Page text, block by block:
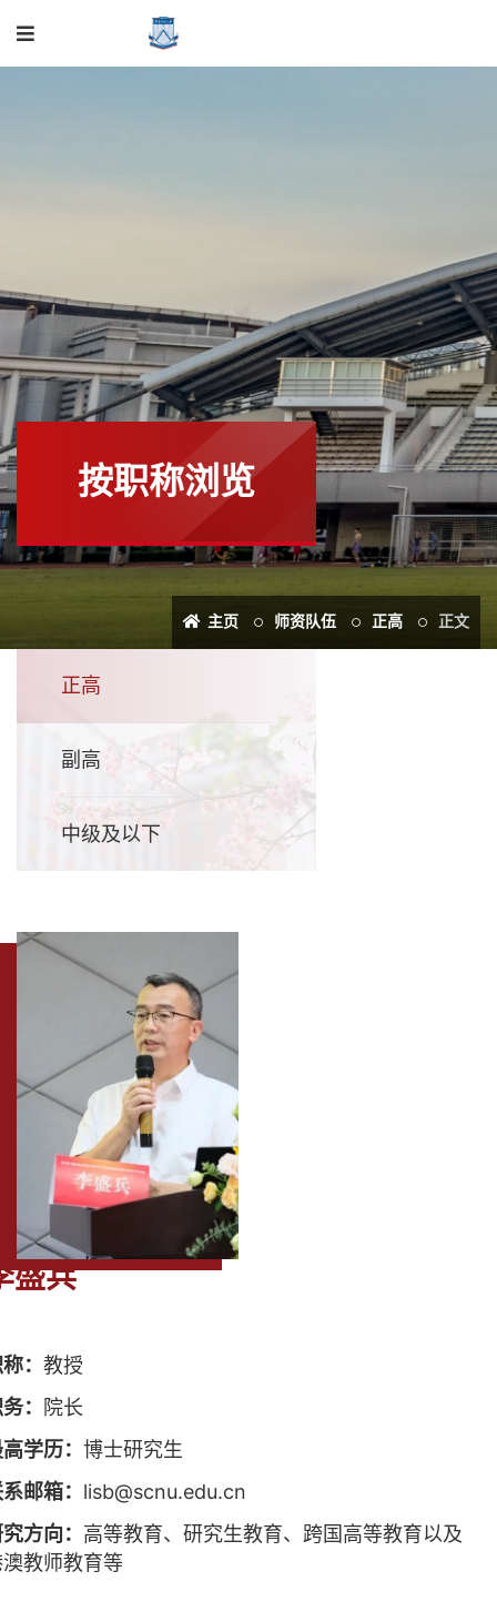
按职称浏览
主页 师资队伍 正高 正文
正高
副高
中级及以下
盛兵
： 教授
：
院长
学历： 博士研究生
邮箱： lisb@scnu.edu.cn
方向： 高等教育、研究生教育、跨国高等教育以及
教师教育等